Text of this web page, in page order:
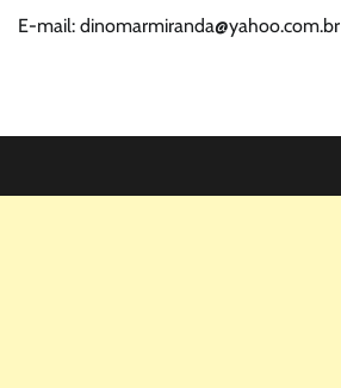
E-mail: dinomarmiranda@yahoo.com.br